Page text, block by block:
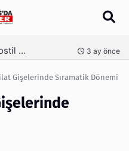
Kaş Laminasyonu Nedir ve Neden Tercih Edilir? 4 ay önce
Gişelerinde Sıramatik Dönemi